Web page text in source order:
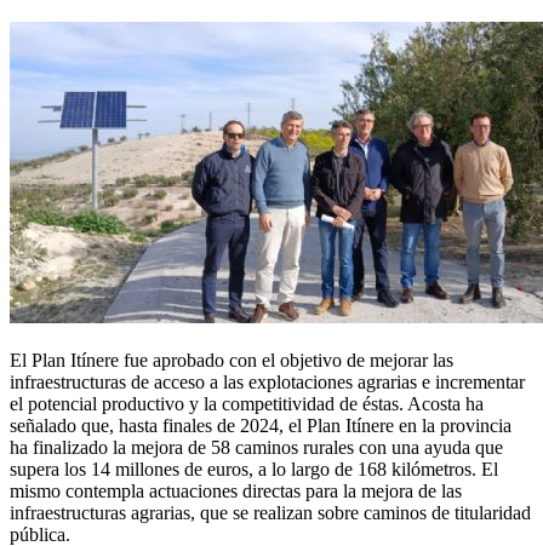
El Plan Itínere fue aprobado con el objetivo de mejorar las
infraestructuras de acceso a las explotaciones agrarias e incrementar
el potencial productivo y la competitividad de éstas. Acosta ha
señalado que, hasta finales de 2024, el Plan Itínere en la provincia
ha finalizado la mejora de 58 caminos rurales con una ayuda que
supera los 14 millones de euros, a lo largo de 168 kilómetros. El
mismo contempla actuaciones directas para la mejora de las
infraestructuras agrarias, que se realizan sobre caminos de titularidad
pública.